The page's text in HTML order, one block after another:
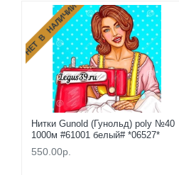
НЕТ В НАЛИЧИИ
Нитки Gunold (Гунольд) poly №40
1000м #61001 белый# *06527*
550.00р.